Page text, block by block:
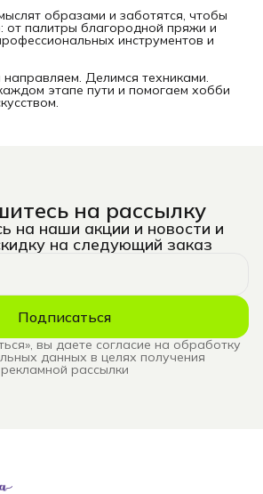
образами и заботятся, чтобы
от палитры благородной пряжи и
инструментов и
Делимся техниками.
этапе пути и помогаем хобби
на рассылку
на наши акции и новости и
на следующий заказ
Подписаться
вы даете согласие на обработку
данных в целях получения
рассылки